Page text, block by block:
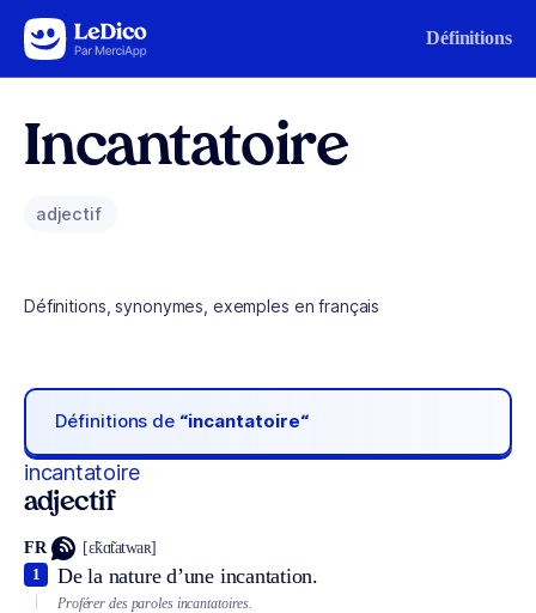
Aller au contenu Définitions
Incantatoire
adjectif
Définitions, synonymes, exemples en français
Définitions de “incantatoire“
incantatoire
adjectif
FR [ɛ̃kɑ̃tatwaʀ]
De la nature d’une incantation.
1
Proférer des paroles incantatoires.